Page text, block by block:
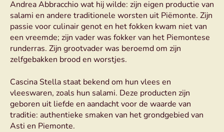
Andrea Abbracchio wat hij wilde: zijn eigen productie van
salami en andere traditionele worsten uit Piëmonte. Zijn
passie voor culinair genot en het fokken kwam niet van
een vreemde; zijn vader was fokker van het Piemontese
runderras. Zijn grootvader was beroemd om zijn
zelfgebakken brood en worstjes.
Cascina Stella staat bekend om hun vlees en
vleeswaren, zoals hun salami. Deze producten zijn
geboren uit liefde en aandacht voor de waarde van
traditie: authentieke smaken van het grondgebied van
Asti en Piemonte.